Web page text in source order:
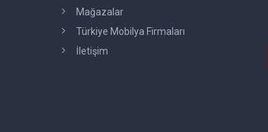
Mağazalar
Türkiye Mobilya Firmaları
İletişim